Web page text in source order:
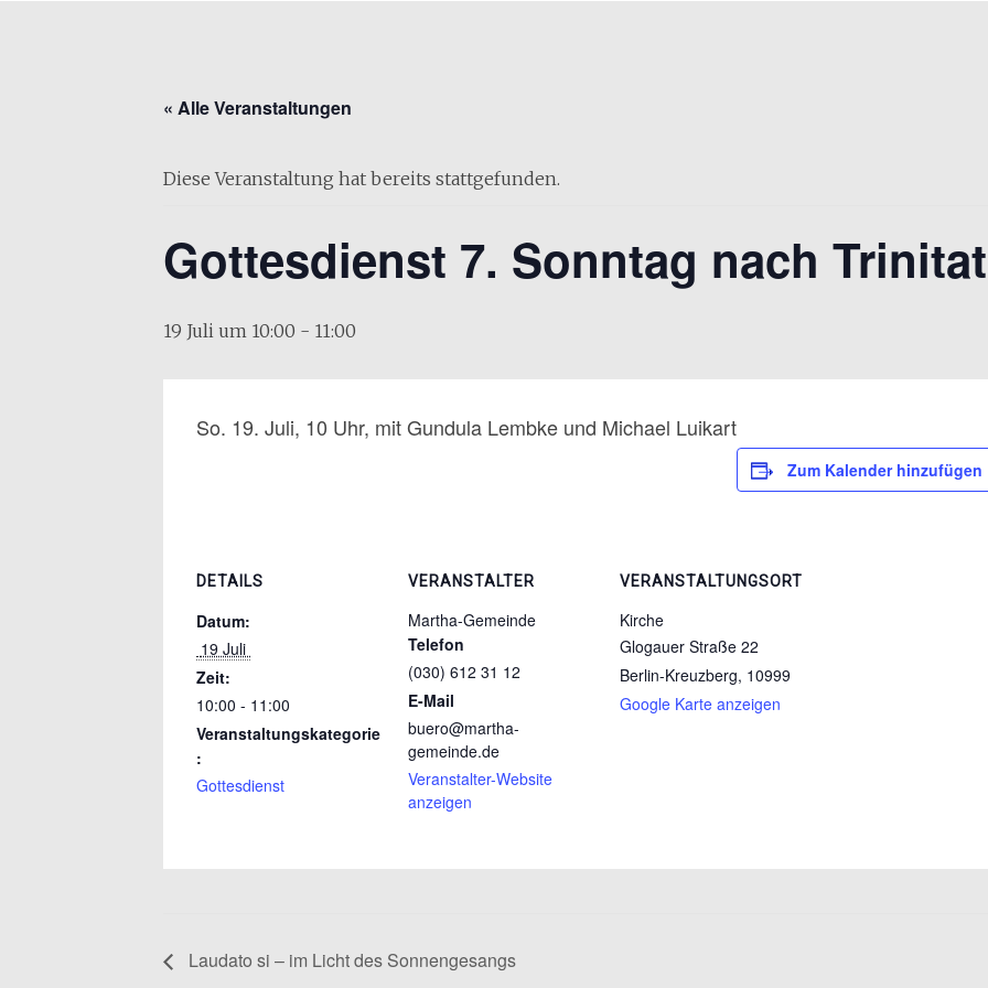
« Alle Veranstaltungen
Diese Veranstaltung hat bereits stattgefunden.
Gottesdienst 7. Sonntag nach
19 Juli um 10:00 - 11:00
So. 19. Juli, 10 Uhr, mit Gundula Lembke und Michael Luikart
Zum Kalender hinzufügen
DETAILS
Datum:
19 Juli
Zeit:
10:00 - 11:00
Veranstaltungskategorie
:
Gottesdienst
VERANSTALTER
Martha-Gemeinde
Telefon
(030) 612 31 12
E-Mail
buero@martha-
gemeinde.de
Veranstalter-Website
anzeigen
VERANSTALTUNGSORT
Kirche
Glogauer Straße 22
Berlin-Kreuzberg, 10999
Google Karte anzeigen
Laudato si – im Licht des Sonnengesangs